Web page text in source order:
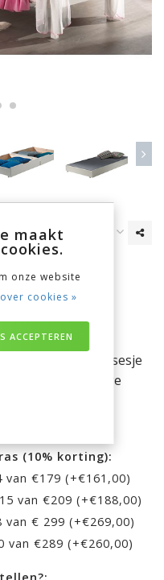
je aankoop!
je een echt prinsesje
met de schattige
(10% korting):
€179 (+€161,00)
van €209 (+€188,00)
van € 299 (+€269,00)
van €289 (+€260,00)
maakt
onze website
cookies »
ACCEPTEREN